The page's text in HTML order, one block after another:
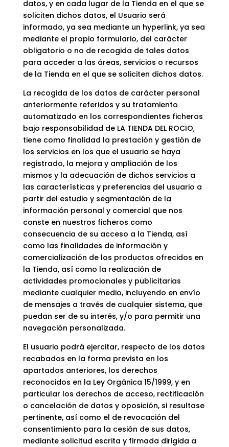
datos, y en cada lugar de la Tienda en el que se
soliciten dichos datos, el Usuario será
informado, ya sea mediante un hyperlink, ya sea
mediante el propio formulario, del carácter
obligatorio o no de recogida de tales datos
para acceder a las áreas, servicios o recursos
de la Tienda en el que se soliciten dichos datos.
La recogida de los datos de carácter personal
anteriormente referidos y su tratamiento
automatizado en los correspondientes ficheros
bajo responsabilidad de LA TIENDA DEL ROCIO,
tiene como finalidad la prestación y gestión de
los servicios en los que el usuario se haya
registrado, la mejora y ampliación de los
mismos y la adecuación de dichos servicios a
las características y preferencias del usuario a
partir del estudio y segmentación de la
información personal y comercial que nos
conste en nuestros ficheros como
consecuencia de su acceso a la Tienda, así
como las finalidades de información y
comercialización de los productos ofrecidos en
la Tienda, así como la realización de
actividades promocionales y publicitarias
mediante cualquier medio, incluyendo en envío
de mensajes a través de cualquier sistema, que
puedan ser de su interés, y/o para permitir una
navegación personalizada.
El usuario podrá ejercitar, respecto de los datos
recabados en la forma prevista en los
apartados anteriores, los derechos
reconocidos en la Ley Orgánica 15/1999, y en
particular los derechos de acceso, rectificación
o cancelación de datos y oposición, si resultase
pertinente, así como el de revocación del
consentimiento para la cesión de sus datos,
mediante solicitud escrita y firmada dirigida a